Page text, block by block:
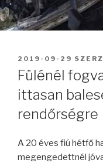
BEKÜLDVE:
2019-09-29
Fülénél
ittasan
rendőrségre
A 20 éves fiú hétfő
megengedettnél